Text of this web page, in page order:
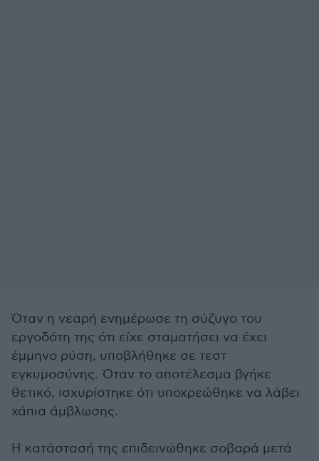
Όταν η νεαρή ενημέρωσε τη σύζυγο του
εργοδότη της ότι είχε σταματήσει να έχει
έμμηνο ρύση, υποβλήθηκε σε τεστ
εγκυμοσύνης. Όταν το αποτέλεσμα βγήκε
θετικό, ισχυρίστηκε ότι υποχρεώθηκε να λάβει
χάπια άμβλωσης.
Η κατάστασή της επιδεινώθηκε σοβαρά μετά